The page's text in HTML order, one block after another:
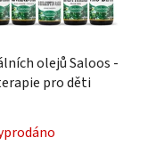
olejů Saloos -
pro děti